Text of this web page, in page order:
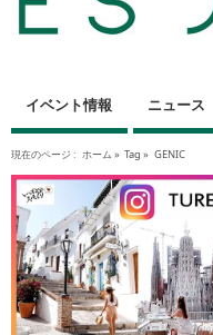
イベント情報 ニュース
現在のページ : ホーム » Tag » GENIC